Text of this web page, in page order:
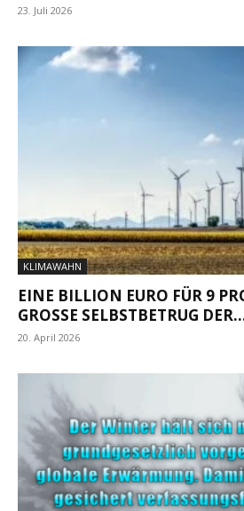
23. Juli 2026
KLIMAWAHN
EINE BILLION EURO FÜR 9
GROSSE SELBSTBETRUG DER...
20. April 2026